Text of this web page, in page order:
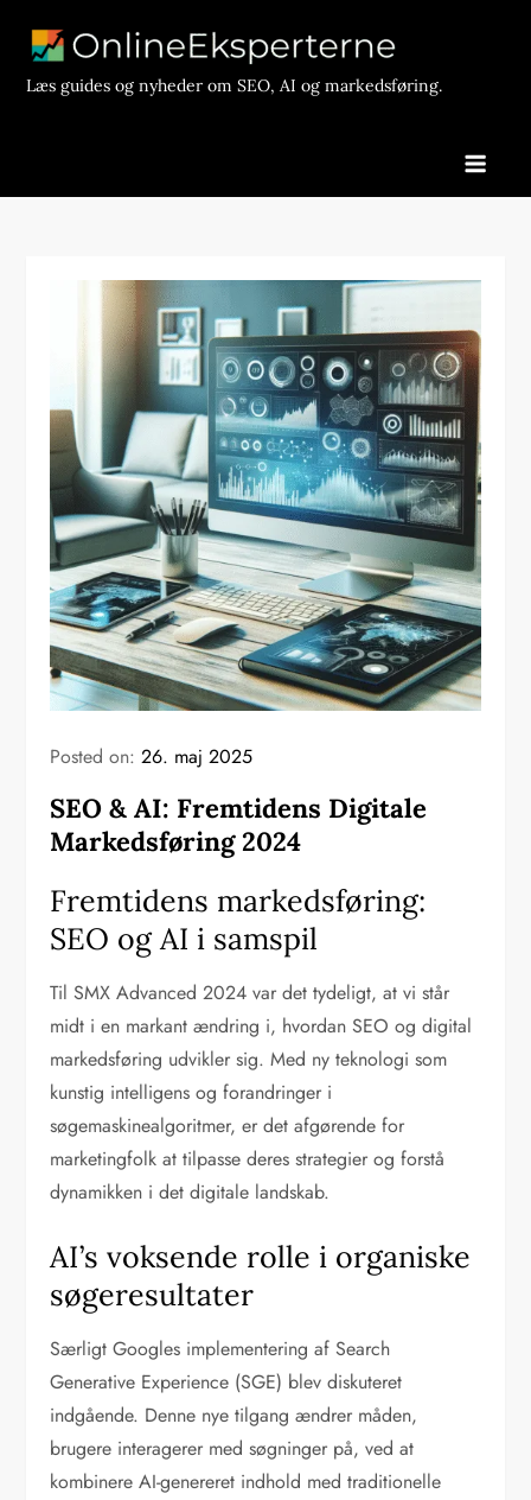
contentLæs guides og nyheder om SEO, AI og markedsføring.
Posted on:26. maj 2025
SEO & AI: Fremtidens Digitale
Markedsføring 2024
Fremtidens markedsføring:
SEO og AI i samspil
Til SMX Advanced 2024 var det tydeligt, at vi står
midt i en markant ændring i, hvordan SEO og digital
markedsføring udvikler sig. Med ny teknologi som
kunstig intelligens og forandringer i
søgemaskinealgoritmer, er det afgørende for
marketingfolk at tilpasse deres strategier og forstå
dynamikken i det digitale landskab.
AI’s voksende rolle i organiske
søgeresultater
Særligt Googles implementering af Search
Generative Experience (SGE) blev diskuteret
indgående. Denne nye tilgang ændrer måden,
brugere interagerer med søgninger på, ved at
kombinere AI-genereret indhold med traditionelle